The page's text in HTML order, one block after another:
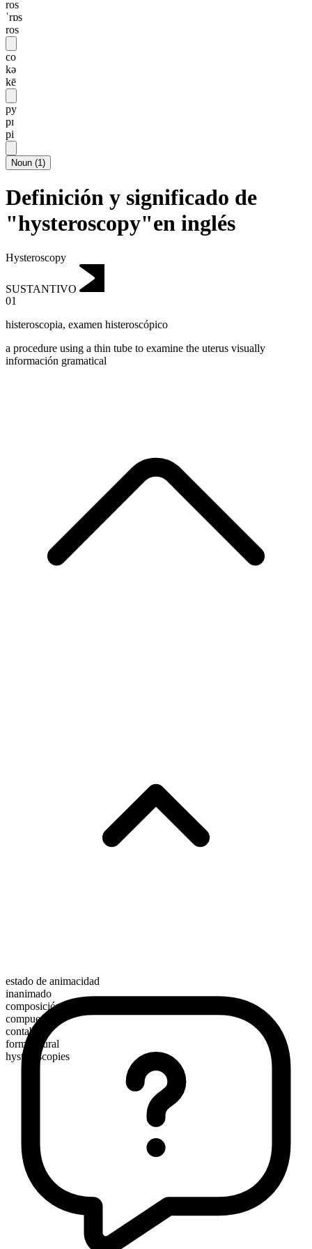
ros
ˈrɒs
ros
co
kə
kē
py
pɪ
pi
Noun (1)
Definición y significado de
"hysteroscopy"en inglés
Hysteroscopy
SUSTANTIVO
01
histeroscopia, examen histeroscópico
a procedure using a thin tube to examine the uterus visually
información gramatical
estado de animacidad
inanimado
composición morfológica
compuesto
contable
forma plural
hysteroscopies